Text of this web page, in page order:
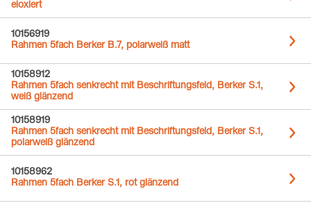
eloxiert
10156919
Rahmen 5fach Berker B.7, polarweiß matt
10158912
Rahmen 5fach senkrecht mit Beschriftungsfeld, Berker S.1,
weiß glänzend
10158919
Rahmen 5fach senkrecht mit Beschriftungsfeld, Berker S.1,
polarweiß glänzend
10158962
Rahmen 5fach Berker S.1, rot glänzend